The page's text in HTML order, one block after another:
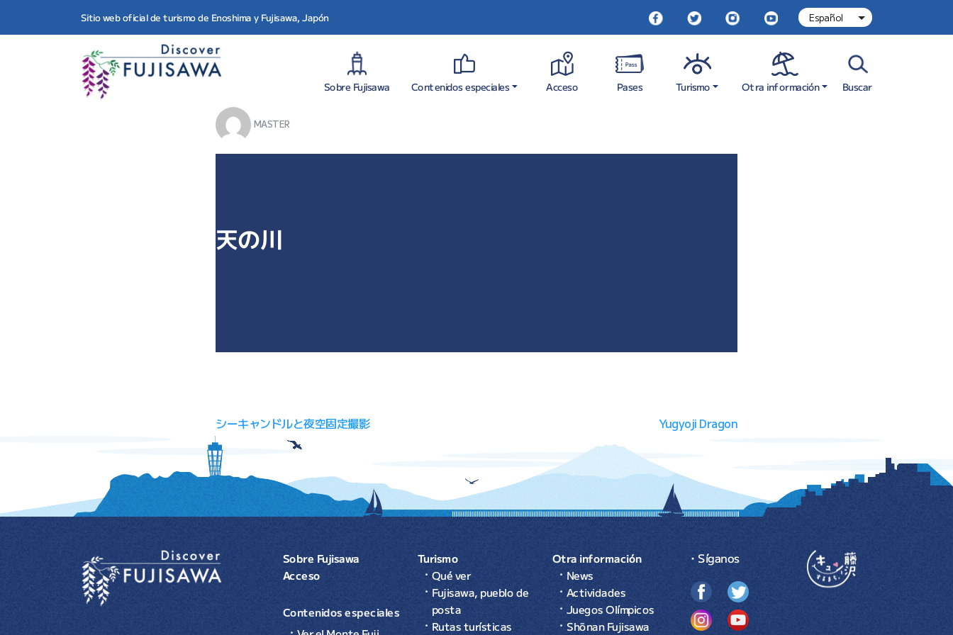
Sitio web oficial de turismo de Enoshima y Fujisawa, Japón
Sobre Fujisawa Contenidos especiales Acceso Pases Turismo Otra información Buscar
MASTER
天の川
Navegación de entradas
シーキャンドルと夜空固定撮影 Yugyoji Dragon
Sobre Fujisawa
Acceso
Contenidos especiales
Turismo
Qué ver
Fujisawa, pueblo de
posta
Rutas turísticas
Otra información
News
Actividades
Juegos Olímpicos
Shōnan Fujisawa
・Síganos